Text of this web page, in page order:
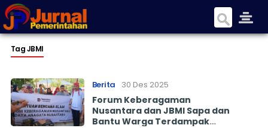
Tag JBMI
Berita 30 Des 2025
Forum Keberagaman
Nusantara dan JBMI Sapa dan
Bantu Warga Terdampak